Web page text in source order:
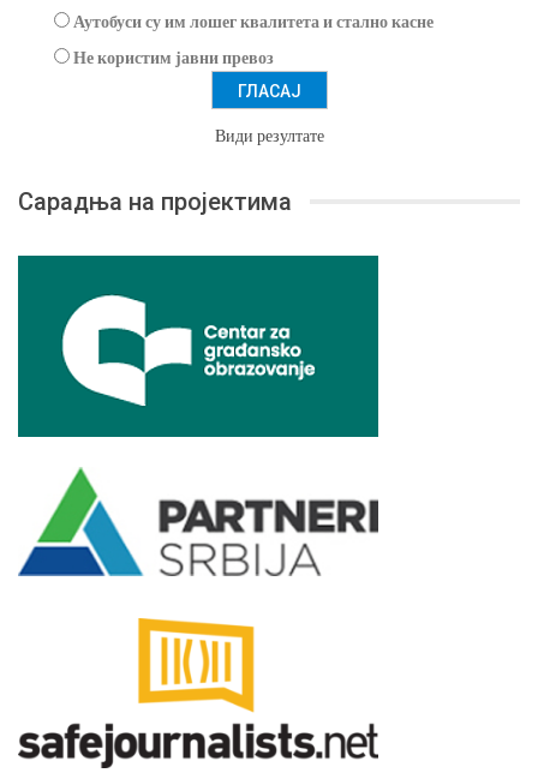
Аутобуси су им лошег квалитета и стално касне
Не користим јавни превоз
Види резултате
Сарадња на пројектима